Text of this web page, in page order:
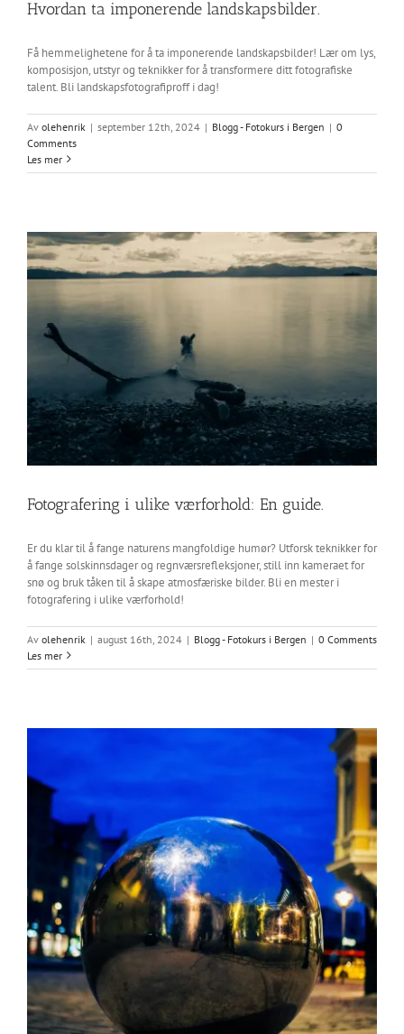
Hvordan ta imponerende landskapsbilder.
Få hemmelighetene for å ta imponerende landskapsbilder! Lær om lys,
komposisjon, utstyr og teknikker for å transformere ditt fotografiske
talent. Bli landskapsfotografiproff i dag!
Av olehenrik | september 12th, 2024 | Blogg - Fotokurs i Bergen | 0
Comments
Les mer
Fotografering i ulike værforhold: En guide.
Er du klar til å fange naturens mangfoldige humør? Utforsk teknikker for
å fange solskinnsdager og regnværsrefleksjoner, still inn kameraet for
snø og bruk tåken til å skape atmosfæriske bilder. Bli en mester i
fotografering i ulike værforhold!
Av olehenrik | august 16th, 2024 | Blogg - Fotokurs i Bergen | 0 Comments
Les mer